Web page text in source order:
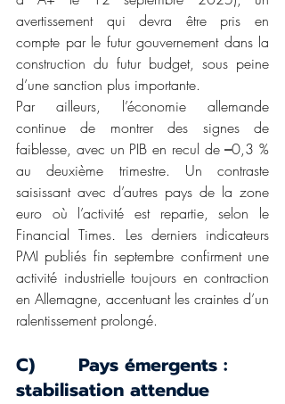
avertissement qui devra être pris en
compte par le futur gouvernement dans la
construction du futur budget, sous peine
d’une sanction plus importante.
Par ailleurs, l’économie allemande
continue de montrer des signes de
faiblesse, avec un PIB en recul de –0,3 %
au deuxième trimestre. Un contraste
saisissant avec d’autres pays de la zone
euro où l’activité est repartie, selon le
Financial Times. Les derniers indicateurs
PMI publiés fin septembre confirment une
activité industrielle toujours en contraction
en Allemagne, accentuant les craintes d’un
ralentissement prolongé.
C)       Pays émergents :
stabilisation attendue